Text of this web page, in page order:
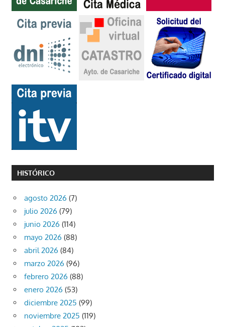
HISTÓRICO
agosto 2026 (7)
julio 2026 (79)
junio 2026 (114)
mayo 2026 (88)
abril 2026 (84)
marzo 2026 (96)
febrero 2026 (88)
enero 2026 (53)
diciembre 2025 (99)
noviembre 2025 (119)